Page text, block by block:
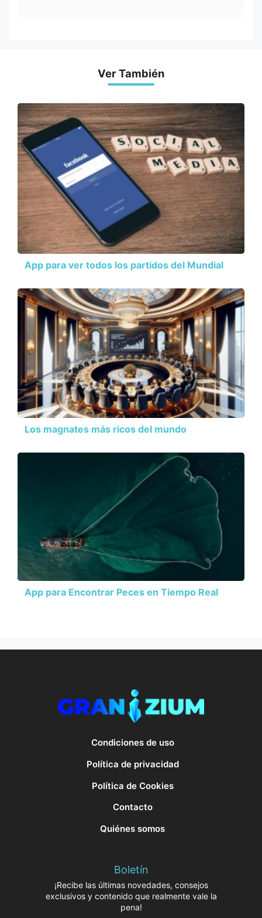
Ver También
App para ver todos los partidos del Mundial
Los magnates más ricos del mundo
App para Encontrar Peces en Tiempo Real
Condiciones de uso
Política de privacidad
Política de Cookies
Contacto
Quiénes somos
Boletín
¡Recibe las últimas novedades, consejos
exclusivos y contenido que realmente vale la
pena!